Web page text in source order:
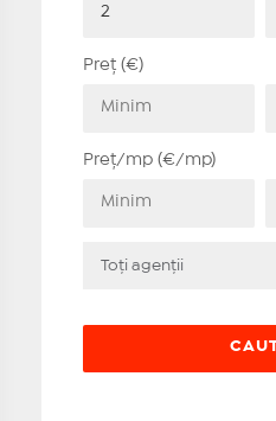
Preț (€)
Preț/mp (€/mp)